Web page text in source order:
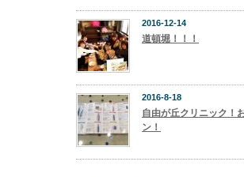
2016-12-14
道頓堀！！！
2016-8-18
自由が丘クリニック！
ン！